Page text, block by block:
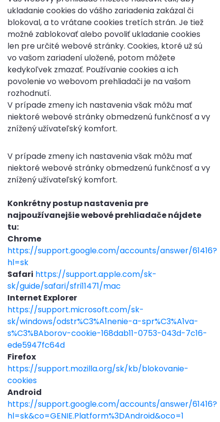
ukladanie cookies do vášho zariadenia zakázal či
blokoval, a to vrátane cookies tretích strán. Je tiež
možné zablokovať alebo povoliť ukladanie cookies
len pre určité webové stránky. Cookies, ktoré už sú
vo vašom zariadení uložené, potom môžete
kedykoľvek zmazať. Používanie cookies a ich
povolenie vo webovom prehliadači je na vašom
rozhodnutí.
V prípade zmeny ich nastavenia však môžu mať
niektoré webové stránky obmedzenú funkčnosť a vy
znížený užívateľský komfort.
V prípade zmeny ich nastavenia však môžu mať
niektoré webové stránky obmedzenú funkčnosť a vy
znížený užívateľský komfort.
Konkrétny postup nastavenia pre
najpoužívanejšie webové prehliadače nájdete
tu:
Chrome
https://support.google.com/accounts/answer/61416?
hl=sk
Safari https://support.apple.com/sk-
sk/guide/safari/sfri11471/mac
Internet Explorer
https://support.microsoft.com/sk-
sk/windows/odstr%C3%A1nenie-a-spr%C3%A1va-
s%C3%BAborov-cookie-168dab11-0753-043d-7c16-
ede5947fc64d
Firefox
https://support.mozilla.org/sk/kb/blokovanie-
cookies
Android
https://support.google.com/accounts/answer/61416?
hl=sk&co=GENIE.Platform%3DAndroid&oco=1